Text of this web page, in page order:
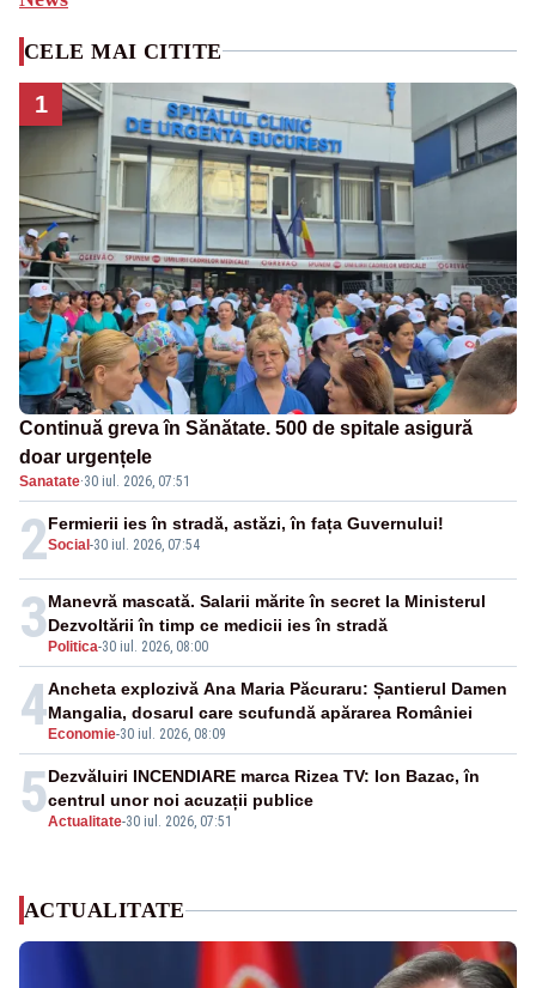
CELE MAI CITITE
1
Continuă greva în Sănătate. 500 de spitale asigură
doar urgențele
Sanatate·30 iul. 2026, 07:51
2Social -30 iul. 2026, 07:54
Fermierii ies în stradă, astăzi, în fața Guvernului!
3 Politica-30 iul. 2026, 08:00
Manevră mascată. Salarii mărite în secret la Ministerul
Dezvoltării în timp ce medicii ies în stradă
4 Economie-30 iul. 2026, 08:09
Ancheta explozivă Ana Maria Păcuraru: Șantierul Damen
Mangalia, dosarul care scufundă apărarea României
5Actualitate-30 iul. 2026, 07:51
Dezvăluiri INCENDIARE marca Rizea TV: Ion Bazac, în
centrul unor noi acuzații publice
ACTUALITATE